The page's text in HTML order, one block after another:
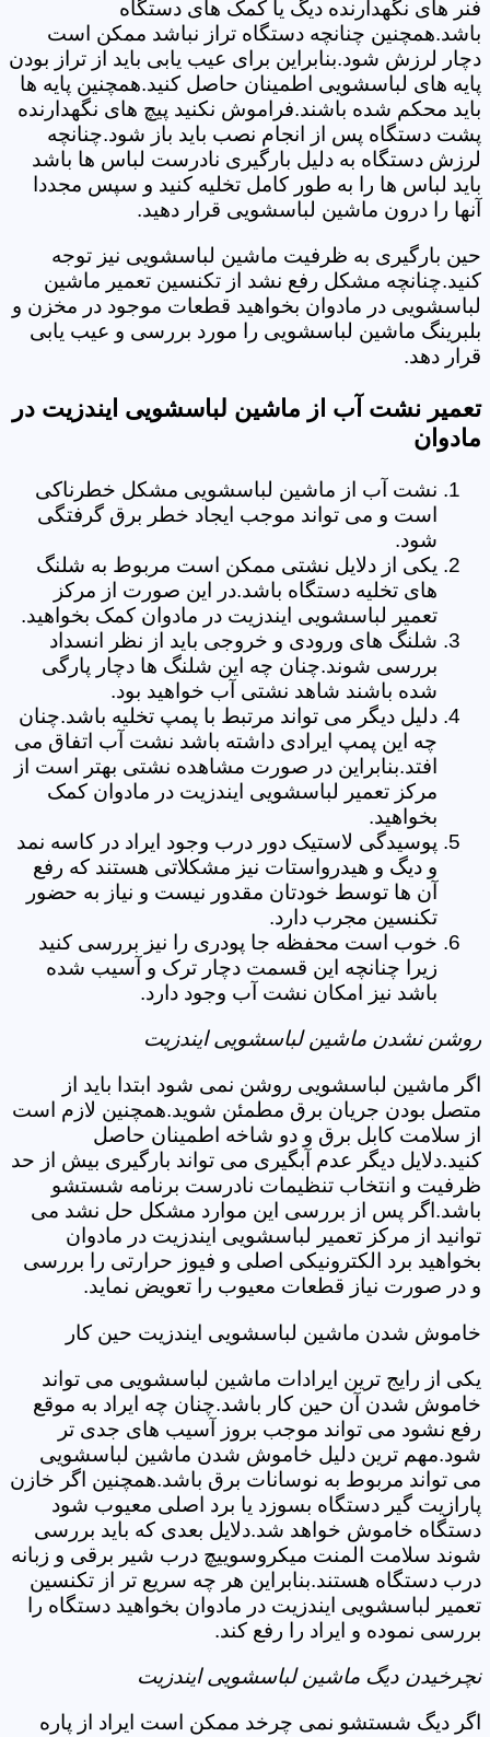
فنر های نگهدارنده دیگ یا کمک های دستگاه
باشد.همچنین چنانچه دستگاه تراز نباشد ممکن است
دچار لرزش شود.بنابراین برای عیب یابی باید از تراز بودن
پایه های لباسشویی اطمینان حاصل کنید.همچنین پایه ها
باید محکم شده باشند.فراموش نکنید پیچ های نگهدارنده
پشت دستگاه پس از انجام نصب باید باز شود.چنانچه
لرزش دستگاه به دلیل بارگیری نادرست لباس ها باشد
باید لباس ها را به طور کامل تخلیه کنید و سپس مجددا
آنها را درون ماشین لباسشویی قرار دهید.
حین بارگیری به ظرفیت ماشین لباسشویی نیز توجه
کنید.چنانچه مشکل رفع نشد از تکنسین تعمیر ماشین
لباسشویی در مادوان بخواهید قطعات موجود در مخزن و
بلبرینگ ماشین لباسشویی را مورد بررسی و عیب یابی
قرار دهد.
تعمیر نشت آب از ماشین لباسشویی ایندزیت در
مادوان
نشت آب از ماشین لباسشویی مشکل خطرناکی
است و می تواند موجب ایجاد خطر برق گرفتگی
شود.
یکی از دلایل نشتی ممکن است مربوط به شلنگ
های تخلیه دستگاه باشد.در این صورت از مرکز
تعمیر لباسشویی ایندزیت در مادوان کمک بخواهید.
شلنگ های ورودی و خروجی باید از نظر انسداد
بررسی شوند.چنان چه این شلنگ ها دچار پارگی
شده باشند شاهد نشتی آب خواهید بود.
دلیل دیگر می تواند مرتبط با پمپ تخلیه باشد.چنان
چه این پمپ ایرادی داشته باشد نشت آب اتفاق می
افتد.بنابراین در صورت مشاهده نشتی بهتر است از
مرکز تعمیر لباسشویی ایندزیت در مادوان کمک
بخواهید.
پوسیدگی لاستیک دور درب وجود ایراد در کاسه نمد
و دیگ و هیدرواستات نیز مشکلاتی هستند که رفع
آن ها توسط خودتان مقدور نیست و نیاز به حضور
تکنسین مجرب دارد.
خوب است محفظه جا پودری را نیز بررسی کنید
زیرا چنانچه این قسمت دچار ترک و آسیب شده
باشد نیز امکان نشت آب وجود دارد.
روشن نشدن ماشین لباسشویی ایندزیت
اگر ماشین لباسشویی روشن نمی شود ابتدا باید از
متصل بودن جریان برق مطمئن شوید.همچنین لازم است
از سلامت کابل برق و دو شاخه اطمینان حاصل
کنید.دلایل دیگر عدم آبگیری می تواند بارگیری بیش از حد
ظرفیت و انتخاب تنظیمات نادرست برنامه شستشو
باشد.اگر پس از بررسی این موارد مشکل حل نشد می
توانید از مرکز تعمیر لباسشویی ایندزیت در مادوان
بخواهید برد الکترونیکی اصلی و فیوز حرارتی را بررسی
و در صورت نیاز قطعات معیوب را تعویض نماید.
خاموش شدن ماشین لباسشویی ایندزیت حین کار
یکی از رایج ترین ایرادات ماشین لباسشویی می تواند
خاموش شدن آن حین کار باشد.چنان چه ایراد به موقع
رفع نشود می تواند موجب بروز آسیب های جدی تر
شود.مهم ترین دلیل خاموش شدن ماشین لباسشویی
می تواند مربوط به نوسانات برق باشد.همچنین اگر خازن
پارازیت گیر دستگاه بسوزد یا برد اصلی معیوب شود
دستگاه خاموش خواهد شد.دلایل بعدی که باید بررسی
شوند سلامت المنت میکروسوییچ درب شیر برقی و زبانه
درب دستگاه هستند.بنابراین هر چه سریع تر از تکنسین
تعمیر لباسشویی ایندزیت در مادوان بخواهید دستگاه را
بررسی نموده و ایراد را رفع کند.
نچرخیدن دیگ ماشین لباسشویی ایندزیت
اگر دیگ شستشو نمی چرخد ممکن است ایراد از پاره